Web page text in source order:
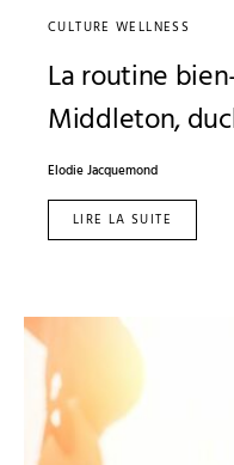
CULTURE WELLNESS
La routine
Middleton,
Elodie Jacquemond
LIRE LA SUITE